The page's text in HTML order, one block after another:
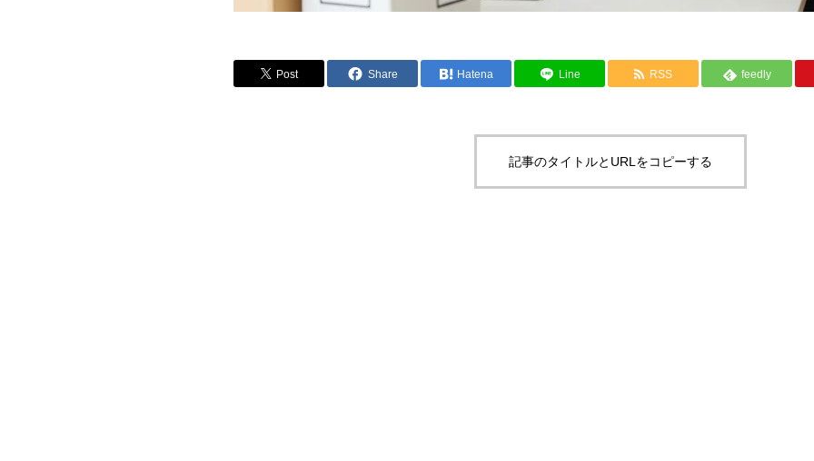
Post Share Hatena Line RSS feedly
記事のタイトルとURLをコピーする